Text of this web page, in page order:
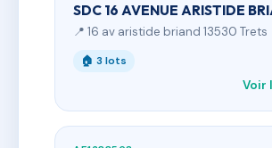
SDC 16 AVENUE ARISTIDE
📍 16 av aristide briand 13530 Trets
🏠 3 lots
Voir